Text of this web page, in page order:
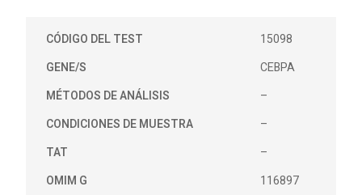
CÓDIGO DEL TEST
15098
GENE/S
CEBPA
MÉTODOS DE ANÁLISIS
–
CONDICIONES DE MUESTRA
–
TAT
–
OMIM G
116897